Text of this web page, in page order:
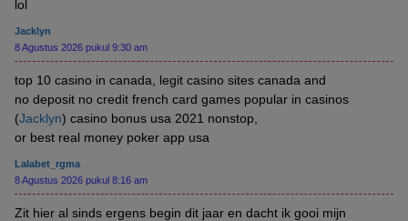
lol
Jacklyn
8 Agustus 2026 pukul 9:30 am
top 10 casino in canada, legit casino sites canada and
no deposit no credit french card games popular in casinos
(Jacklyn) casino bonus usa 2021 nonstop,
or best real money poker app usa
Lalabet_rgma
8 Agustus 2026 pukul 8:16 am
Zit hier al sinds ergens begin dit jaar en dacht ik gooi mijn